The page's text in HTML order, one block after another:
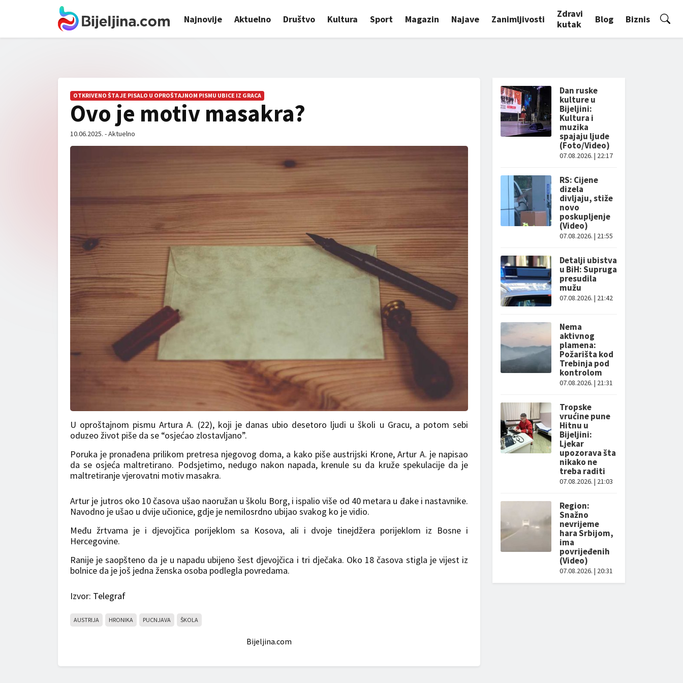
Najnovije Aktuelno Društvo Kultura Sport Magazin Najave Zanimljivosti
Zdravi
kutak
Blog Biznis
OTKRIVENO ŠTA JE PISALO U OPROŠTAJNOM PISMU UBICE IZ GRACA
Ovo je motiv masakra?
10.06.2025. - Aktuelno
U oproštajnom pismu Artura A. (22), koji je danas ubio desetoro ljudi u školi u Gracu, a potom sebi
oduzeo život piše da se “osjećao zlostavljano”.
Poruka je pronađena prilikom pretresa njegovog doma, a kako piše austrijski Krone, Artur A. je napisao
da se osjeća maltretirano. Podsjetimo, nedugo nakon napada, krenule su da kruže spekulacije da je
maltretiranje vjerovatni motiv masakra.
Artur je jutros oko 10 časova ušao naoružan u školu Borg, i ispalio više od 40 metara u đake i nastavnike.
Navodno je ušao u dvije učionice, gdje je nemilosrdno ubijao svakog ko je vidio.
Među žrtvama je i djevojčica porijeklom sa Kosova, ali i dvoje tinejdžera porijeklom iz Bosne i
Hercegovine.
Ranije je saopšteno da je u napadu ubijeno šest djevojčica i tri dječaka. Oko 18 časova stigla je vijest iz
bolnice da je još jedna ženska osoba podlegla povredama.
Izvor: Telegraf
AUSTRIJA HRONIKA PUCNJAVA ŠKOLA
Bijeljina.com
Dan ruske
kulture u
Bijeljini:
Kultura i
muzika
spajaju ljude
(Foto/Video)
07.08.2026. | 22:17
RS: Cijene
dizela
divljaju, stiže
novo
poskupljenje
(Video)
07.08.2026. | 21:55
Detalji ubistva
u BiH: Supruga
presudila
mužu
07.08.2026. | 21:42
Nema
aktivnog
plamena:
Požarišta kod
Trebinja pod
kontrolom
07.08.2026. | 21:31
Tropske
vrućine pune
Hitnu u
Bijeljini:
Ljekar
upozorava šta
nikako ne
treba raditi
07.08.2026. | 21:03
Region:
Snažno
nevrijeme
hara Srbijom,
ima
povrijeđenih
(Video)
07.08.2026. | 20:31